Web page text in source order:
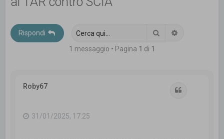
Rispondi Cerca
1 messaggio • Pagina 1 di 1
Roby67
31/01/2025, 17:25